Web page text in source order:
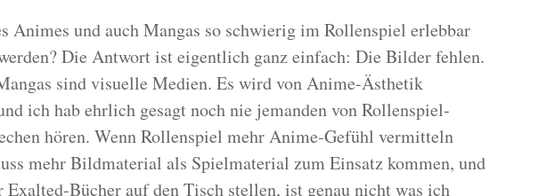
Animes und auch Mangas so schwierig im Rollenspiel erlebbar
Die Antwort ist eigentlich ganz einfach: Die Bilder fehlen.
sind visuelle Medien. Es wird von Anime-Ästhetik
ich hab ehrlich gesagt noch nie jemanden von Rollenspiel-
hören. Wenn Rollenspiel mehr Anime-Gefühl vermitteln
mehr Bildmaterial als Spielmaterial zum Einsatz kommen, und
Exalted-Bücher auf den Tisch stellen, ist genau nicht was ich